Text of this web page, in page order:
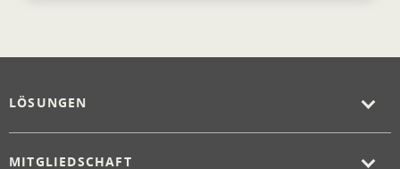
LÖSUNGEN
MITGLIEDSCHAFT